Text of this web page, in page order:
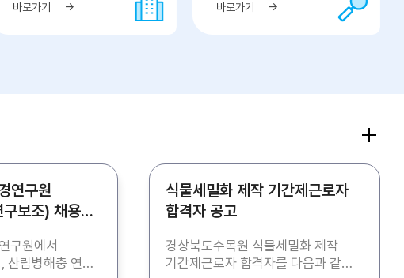
바로가기 바로가기
연구원
보조) 채용
구원에서
산림병해충 연구,
식물세밀화 제작 기간제근로자
합격자 공고
경상북도수목원 식물세밀화 제작
기간제근로자 합격자를 다음과 같이